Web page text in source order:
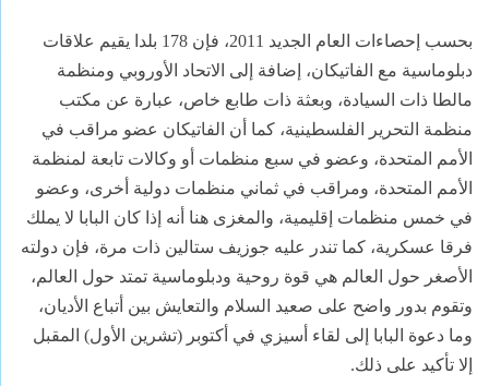
بحسب إحصاءات العام الجديد 2011، فإن 178 بلدا يقيم علاقات
دبلوماسية مع الفاتيكان، إضافة إلى الاتحاد الأوروبي ومنظمة
مالطا ذات السيادة، وبعثة ذات طابع خاص، عبارة عن مكتب
منظمة التحرير الفلسطينية، كما أن الفاتيكان عضو مراقب في
الأمم المتحدة، وعضو في سبع منظمات أو وكالات تابعة لمنظمة
الأمم المتحدة، ومراقب في ثماني منظمات دولية أخرى، وعضو
في خمس منظمات إقليمية، والمغزى هنا أنه إذا كان البابا لا يملك
فرقا عسكرية، كما تندر عليه جوزيف ستالين ذات مرة، فإن دولته
الأصغر حول العالم هي قوة روحية ودبلوماسية تمتد حول العالم،
وتقوم بدور واضح على صعيد السلام والتعايش بين أتباع الأديان،
وما دعوة البابا إلى لقاء أسيزي في أكتوبر (تشرين الأول) المقبل
إلا تأكيد على ذلك.